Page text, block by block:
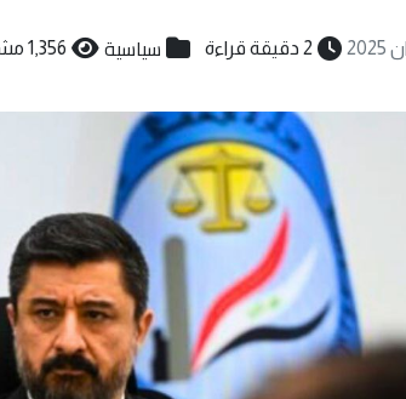
2 دقيقة قراءة سياسية 1,356 مشاهدة